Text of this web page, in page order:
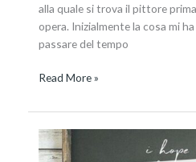
alla quale si trova il pittore
opera. Inizialmente la cosa mi
passare del tempo
Read More »
Non
solo